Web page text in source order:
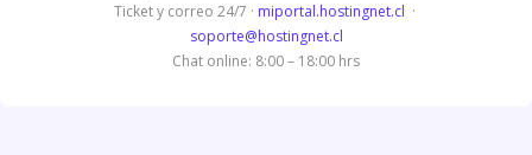
Ticket y correo 24/7 · miportal.hostingnet.cl ·
soporte@hostingnet.cl
Chat online: 8:00 – 18:00 hrs